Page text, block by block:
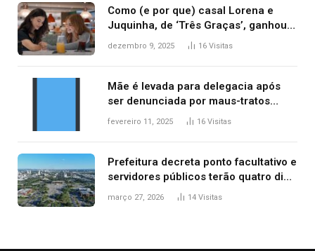
Como (e por que) casal Lorena e
Juquinha, de ‘Três Graças’, ganhou
repercussão internacional
dezembro 9, 2025 16 Visitas
Mãe é levada para delegacia após
ser denunciada por maus-tratos
contra dois filhos, diz polícia
fevereiro 11, 2025 16 Visitas
Prefeitura decreta ponto facultativo e
servidores públicos terão quatro dias
de folga na Semana Santa
março 27, 2026 14 Visitas